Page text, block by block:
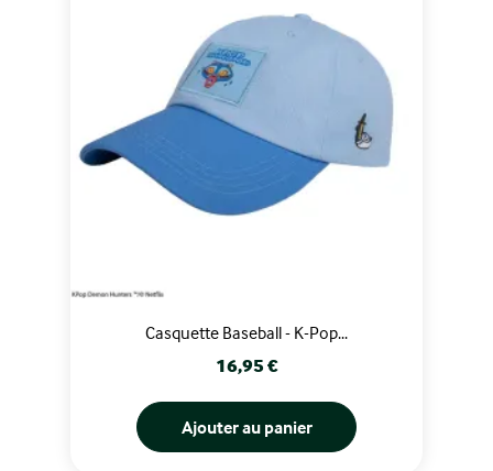
Casquette Baseball - K-Pop...
Prix
16,95 €
Ajouter au panier